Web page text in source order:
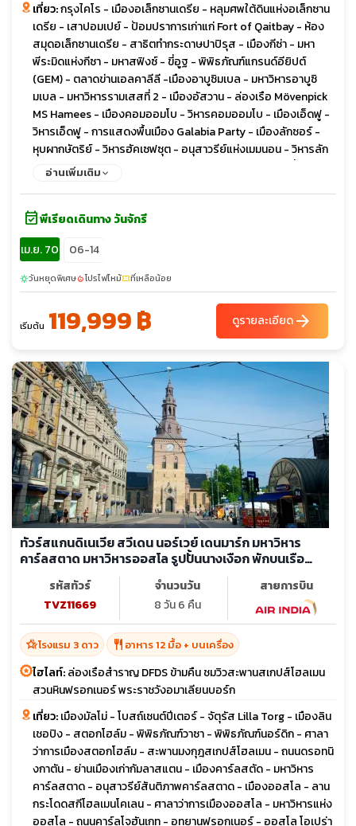
เที่ยว:กรุงไคโร - เมืองอเล็กซานเดรีย - หลุมศพใต้ดินแห่งอเล็กซาน
เดรีย - เสาปอมเปย์ - ป้อมปราการเก่าแก่ Fort of Qaitbay - ห้อง
สมุดอเล็กซานเดรีย - สาธิตทำกระดาษปาปิรุส - เมืองกีซ่า - มหา
พีระมิดแห่งกีซา - มหาสฟิงซ์ - ขี่อูฐ - พิพิธภัณฑ์แกรนด์อียิปต์
(GEM) - ตลาดข่านเอลคาลีลี -เมืองอาบูซิมเบล - มหาวิหารอาบูซิ
มเบล - มหาวิหารรามเสสที่ 2 - เมืองอัสวาน - ล่องเรือ Mövenpick
MS Hamees - เมืองคอมออมโบ - วิหารคอมออมโบ - เมืองเอ็ดฟู -
วิหารเอ็ดฟู - การแสดงพื้นเมือง Galabia Party - เมืองลักซอร์ -
หุบผากษัตริย์ - วิหารฮัคเซฟซุต - อนุสาวรีย์แห่งเมมนอน - วิหารลัก
ซอร์ - การแสดง Belly Dance - มหาวิหารคาร์นัค - ตลาดพื้นเมือง
อ่านเพิ่มเติม
event_availableพีเรียดเดินทาง วันจักรี
เม.ย. 70
06-14
sunnyวันหยุดพิเศษlocal_fire_departmentโปรไฟไหม้confirmation_numberที่เหลือน้อย
เริ่มต้น 119,999 ฿ ดูรายละเอียดarrow_forward
ทัวร์สแกนดิเนเวีย สวีเดน นอร์เวย์ เดนมาร์ก มหาวิหาร
คาร์ลสตาด มหาวิหารออสโล รูปปั้นนางเงือก พักบนเรือ
รหัสทัวร์
TVZ11669
จำนวนวัน
8 วัน 6 คืน
สายการบิน
hotel_classโรงแรม 3 ดาว restaurant อาหาร 12 มื้อ + บนเครื่อง
ไฮไลท์:ล่องเรือสำราญ DFDS ข้ามคืน ชมวิวสะพานสเกปส์โฮลเมน
สวนหินฟรอกเนอร์ พระราชวังอมาเลียนบอร์ก
เที่ยว:เมืองมัลโม่ - โบสถ์เซนต์ปีเตอร์ - จัตุรัส Lilla Torg - เมืองลิน
เชอปิง - สตอกโฮล์ม - พิพิธภัณฑ์วาซา - พิพิธภัณฑ์นอร์ดิก - ศาลา
ว่าการเมืองสตอกโฮล์ม - สะพานมงกุฎสเกปส์โฮลเมน - ถนนดรอทนิ
งกาตัน - ย่านเมืองเก่ากัมลาสแตน - เมืองคาร์ลสตัด - มหาวิหาร
คาร์ลสตาด - อนุสาวรีย์สันติภาพคาร์ลสตาด - เมืองออสโล - ลาน
กระโดดสกีโฮลเมนโคเลน - ศาลาว่าการเมืองออสโล - มหาวิหารแห่ง
ออสโล - ถนนคาร์ลโจฮันเกท - อุทยานฟรอกเนอร์ - ออสโล โอเปร่า